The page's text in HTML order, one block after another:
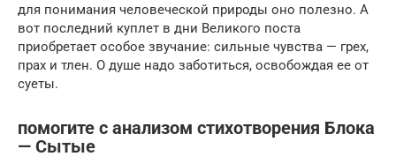
для понимания человеческой природы оно полезно. А
вот последний куплет в дни Великого поста
приобретает особое звучание: сильные чувства — грех,
прах и тлен. О душе надо заботиться, освобождая ее от
суеты.
помогите с анализом стихотворения Блока
— Сытые